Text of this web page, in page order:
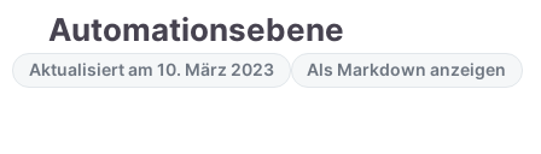
Automationsebene
Aktualisiert am 10. März 2023 Als Markdown anzeigen